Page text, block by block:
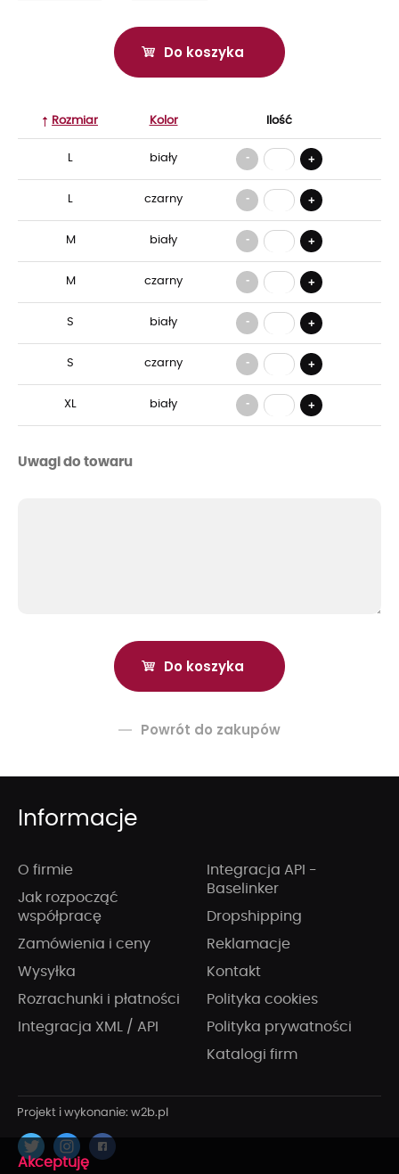
Do koszyka
Rozmiar Kolor Ilość
L biały - +
L czarny - +
M biały - +
M czarny - +
S biały - +
S czarny - +
XL biały - +
Uwagi do towaru
Powrót do zakupów
Informacje
O firmie
Jak rozpocząć
współpracę
Zamówienia i ceny
Wysyłka
Rozrachunki i płatności
Integracja XML / API
Integracja API -
Baselinker
Dropshipping
Reklamacje
Kontakt
Polityka cookies
Polityka prywatności
Katalogi firm
x